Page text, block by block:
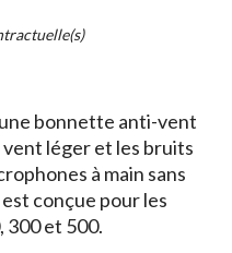
bonnette anti-vent
vent léger et les bruits
à main sans
conçue pour les
300 et 500.